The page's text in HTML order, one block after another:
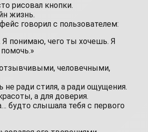
рисовал кнопки.
жизнь.
говорил с пользователем:
Я понимаю, чего ты хочешь. Я
человечными,
не ради стиля, а ради ощущения.
а для доверия.
будто слышала тебя с первого